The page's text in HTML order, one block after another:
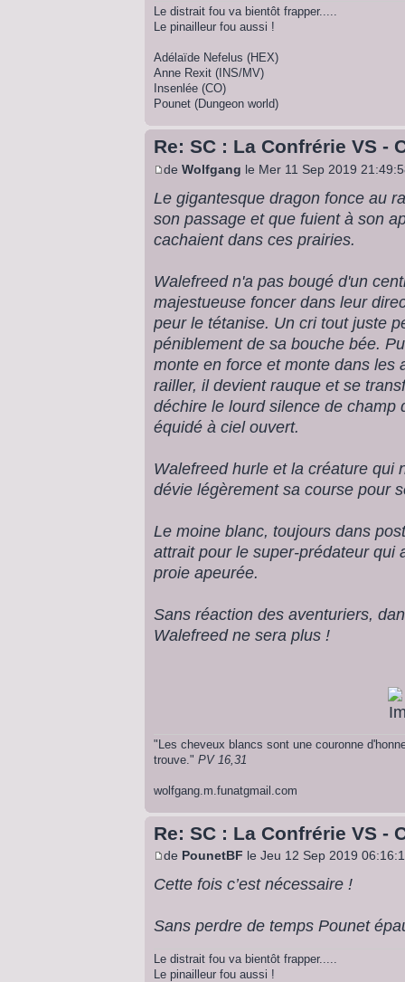
Le distrait fou va bientôt frapper.....
Le pinailleur fou aussi !
Adélaïde Nefelus (HEX)
Anne Rexit (INS/MV)
Insenlée (CO)
Pounet (Dungeon world)
Re: SC : La Confrérie VS -
de Wolfgang le Mer 11 Sep 2019
Le gigantesque dragon fonce au
son passage et que fuient à son
cachaient dans ces prairies.
Walefreed n'a pas bougé d'un
majestueuse foncer dans leur
peur le tétanise. Un cri tout juste
péniblement de sa bouche bée.
monte en force et monte dans les
railler, il devient rauque et se
déchire le lourd silence de champ
équidé à ciel ouvert.
Walefreed hurle et la créature qui
dévie légèrement sa course pour
Le moine blanc, toujours dans
attrait pour le super-prédateur qui
proie apeurée.
Sans réaction des aventuriers,
Walefreed ne sera plus !
"Les cheveux blancs sont une couronne
trouve." PV 16,31
wolfgang.m.funatgmail.com
Re: SC : La Confrérie VS -
de PounetBF le Jeu 12 Sep 2019
Cette fois c’est nécessaire !
Sans perdre de temps Pounet
Le distrait fou va bientôt frapper.....
Le pinailleur fou aussi !